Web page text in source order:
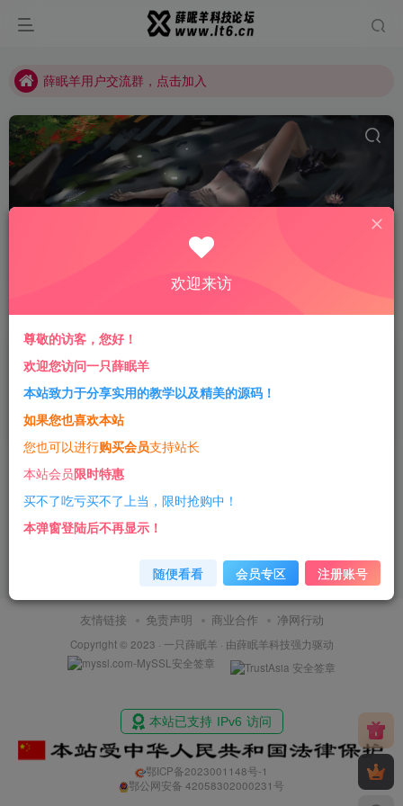
薛眠羊用户交流群，点击加入
薛眠羊用户交流群，点击加入
站点正在整改，如有侵犯您的权益请联系我们
排序 更新 浏览 点赞 评论
优质网站
友情链接 免责声明 商业合作 净网行动
Copyright © 2023 · 一只薛眠羊 · 由薛眠羊科技强力驱动
鄂ICP备2023001148号-1
鄂公网安备 42058302000231号
欢迎来访
尊敬的访客，您好！
欢迎您访问一只薛眠羊
本站致力于分享实用的教学以及精美的源码！
如果您也喜欢本站
您也可以进行购买会员支持站长
本站会员限时特惠
买不了吃亏买不了上当，限时抢购中！
本弹窗登陆后不再显示！
随便看看 会员专区 注册账号